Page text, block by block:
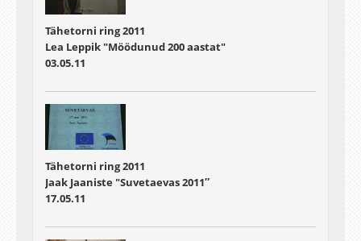
Tähetorni ring 2011
Lea Leppik "Möödunud 200 aastat"
03.05.11
Tähetorni ring 2011
Jaak Jaaniste "Suvetaevas 2011″
17.05.11